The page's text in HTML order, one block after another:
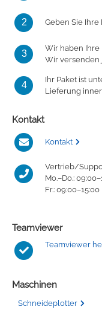
2 Geben Sie Ihre
3
Wir haben
Wir versenden
4
Ihr Paket ist
Lieferung
Kontakt
Kontakt
Vertrieb/
Mo.–Do.:
Fr.: 09:00–15:00
Teamviewer
Teamviewer
Maschinen
Schneideplotter